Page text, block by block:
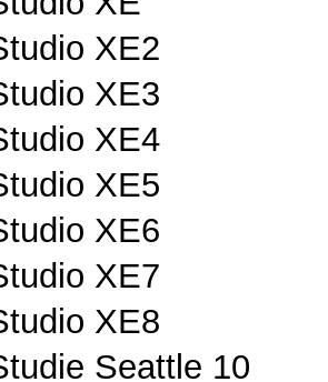
XE2
XE3
XE4
XE5
XE6
XE7
XE8
Seattle 10